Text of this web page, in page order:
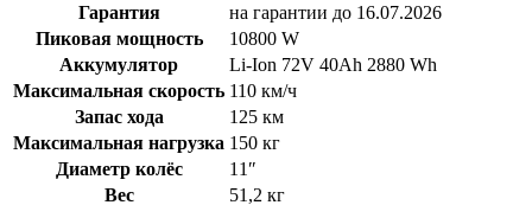
Гарантия
на гарантии до 16.07.2026
Пиковая мощность
10800 W
Аккумулятор
Li-Ion 72V 40Ah 2880 Wh
Максимальная скорость 110 км/ч
Запас хода
125 км
Максимальная нагрузка 150 кг
Диаметр колёс
11″
Вес
51,2 кг